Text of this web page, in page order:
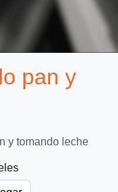
pan y
y tomando leche